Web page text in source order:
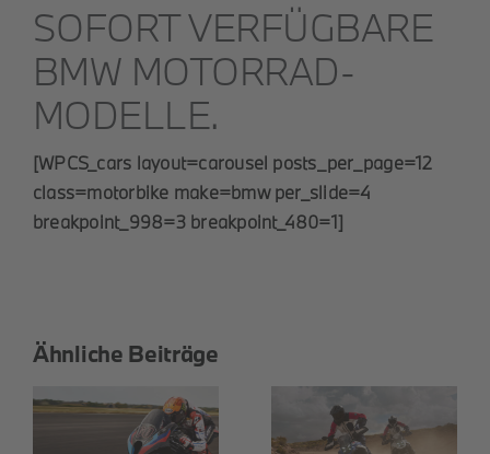
SOFORT VERFÜGBARE
BMW MOTORRAD-
MODELLE.
[WPCS_cars layout=carousel posts_per_page=12
class=motorbike make=bmw per_slide=4
breakpoint_998=3 breakpoint_480=1]
Ähnliche Beiträge